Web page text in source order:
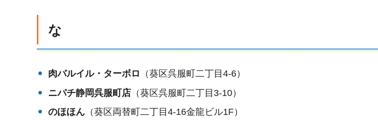
な
肉バルイル・ターボロ （葵区呉服町二丁目4-6）
ニパチ静岡呉服町店（葵区呉服町二丁目3-10）
のほほん（葵区両替町二丁目4-16金龍ビル1F）